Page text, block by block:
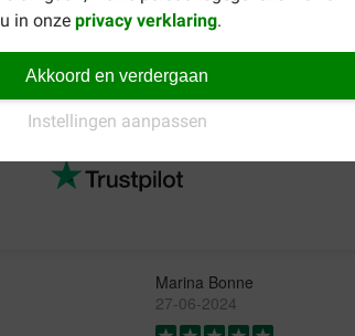
in onze privacy verklaring.
Akkoord en verdergaan
Instellingen aanpassen
ons totaalaanbod van .
Marina Bonne
27-06-2024